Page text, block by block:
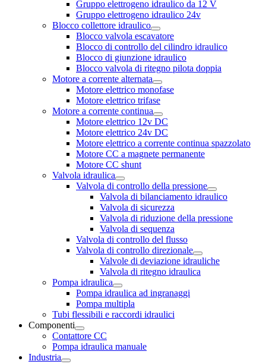
Gruppo elettrogeno idraulico da 12 V
Gruppo elettrogeno idraulico 24v
Blocco collettore idraulico
Blocco valvola escavatore
Blocco di controllo del cilindro idraulico
Blocco di giunzione idraulico
Blocco valvola di ritegno pilota doppia
Motore a corrente alternata
Motore elettrico monofase
Motore elettrico trifase
Motore a corrente continua
Motore elettrico 12v DC
Motore elettrico 24v DC
Motore elettrico a corrente continua spazzolato
Motore CC a magnete permanente
Motore CC shunt
Valvola idraulica
Valvola di controllo della pressione
Valvola di bilanciamento idraulico
Valvola di sicurezza
Valvola di riduzione della pressione
Valvola di sequenza
Valvola di controllo del flusso
Valvola di controllo direzionale
Valvole di deviazione idrauliche
Valvola di ritegno idraulica
Pompa idraulica
Pompa idraulica ad ingranaggi
Pompa multipla
Tubi flessibili e raccordi idraulici
Componenti
Contattore CC
Pompa idraulica manuale
Industria